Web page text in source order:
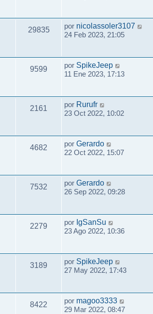
29835 por nicolassoler3107
24 Feb 2023, 21:05
9599 por SpikeJeep
11 Ene 2023, 17:13
2161 por Rurufr
23 Oct 2022, 10:02
4682 por Gerardo
22 Oct 2022, 15:07
7532 por Gerardo
26 Sep 2022, 09:28
2279 por IgSanSu
23 Ago 2022, 10:36
3189 por SpikeJeep
27 May 2022, 17:43
8422 por magoo3333
29 Mar 2022, 08:47